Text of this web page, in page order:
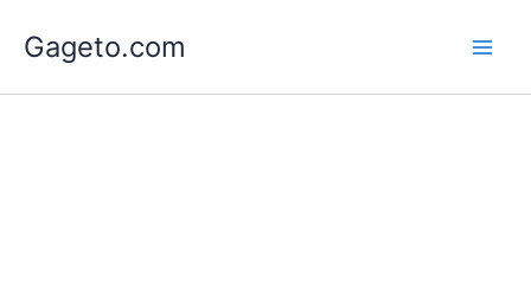
Gageto.com